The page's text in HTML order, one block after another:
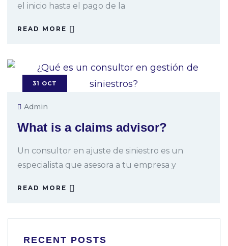
el inicio hasta el pago de la
READ MORE
31 OCT
Admin
What is a claims advisor?
Un consultor en ajuste de siniestro es un
especialista que asesora a tu empresa y
READ MORE
RECENT POSTS